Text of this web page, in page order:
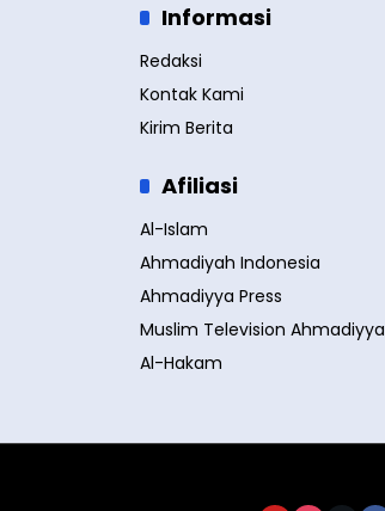
Informasi
Redaksi
Kontak Kami
Kirim Berita
Afiliasi
Al-Islam
Ahmadiyah Indonesia
Ahmadiyya Press
Muslim Television Ahmadiyya
Al-Hakam